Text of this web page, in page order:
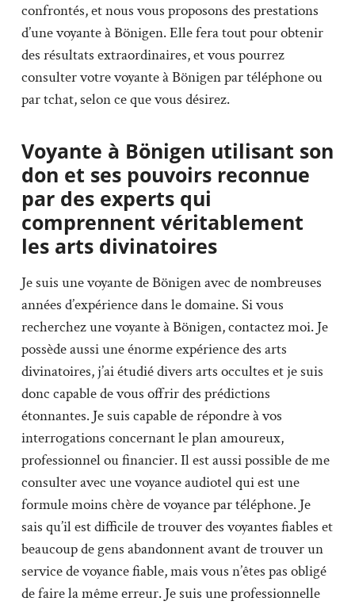
confrontés, et nous vous proposons des prestations
d’une voyante à Bönigen. Elle fera tout pour obtenir
des résultats extraordinaires, et vous pourrez
consulter votre voyante à Bönigen par téléphone ou
par tchat, selon ce que vous désirez.
Voyante à Bönigen utilisant son
don et ses pouvoirs reconnue
par des experts qui
comprennent véritablement
les arts divinatoires
Je suis une voyante de Bönigen avec de nombreuses
années d’expérience dans le domaine. Si vous
recherchez une voyante à Bönigen, contactez moi. Je
possède aussi une énorme expérience des arts
divinatoires, j’ai étudié divers arts occultes et je suis
donc capable de vous offrir des prédictions
étonnantes. Je suis capable de répondre à vos
interrogations concernant le plan amoureux,
professionnel ou financier. Il est aussi possible de me
consulter avec une voyance audiotel qui est une
formule moins chère de voyance par téléphone. Je
sais qu’il est difficile de trouver des voyantes fiables et
beaucoup de gens abandonnent avant de trouver un
service de voyance fiable, mais vous n’êtes pas obligé
de faire la même erreur. Je suis une professionnelle